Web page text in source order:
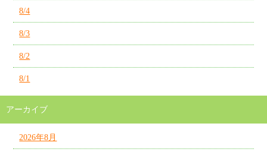
8/4
8/3
8/2
8/1
アーカイブ
2026年8月